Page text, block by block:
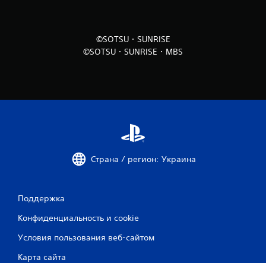
©SOTSU・SUNRISE
©SOTSU・SUNRISE・MBS
Страна / регион: Украина
Поддержка
Конфиденциальность и cookie
Условия пользования веб-сайтом
Карта сайта